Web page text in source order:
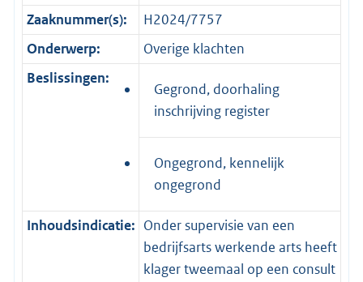
Zaaknummer(s):
H2024/7757
Onderwerp:
Overige klachten
Beslissingen:
Gegrond, doorhaling
inschrijving register
Ongegrond, kennelijk
ongegrond
Inhoudsindicatie: Onder supervisie van een
bedrijfsarts werkende arts heeft
klager tweemaal op een consult